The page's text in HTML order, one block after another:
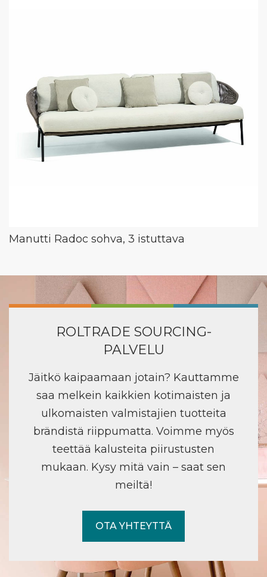
Manutti Radoc sohva, 3 istuttava
ROLTRADE SOURCING-
PALVELU
Jäitkö kaipaamaan jotain? Kauttamme
saa melkein kaikkien kotimaisten ja
ulkomaisten valmistajien tuotteita
brändistä riippumatta. Voimme myös
teettää kalusteita piirustusten
mukaan. Kysy mitä vain – saat sen
meiltä!
OTA YHTEYTTÄ